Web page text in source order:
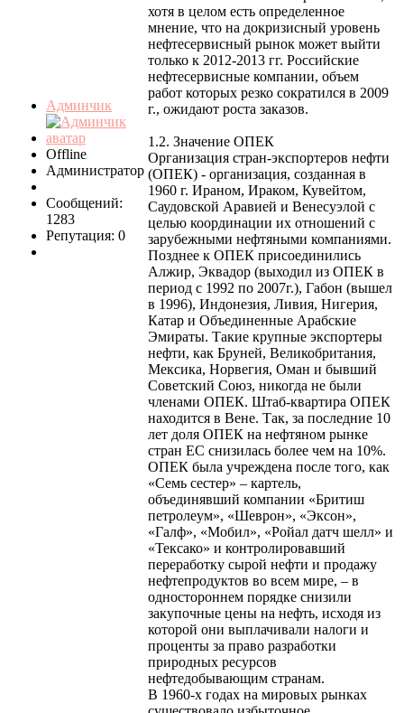
Админчик
Offline
Администратор
Сообщений:
1283
Репутация: 0
хотя в целом есть определенное
мнение, что на докризисный уровень
нефтесервисный рынок может выйти
только к 2012-2013 гг. Российские
нефтесервисные компании, объем
работ которых резко сократился в 2009
г., ожидают роста заказов.
1.2. Значение ОПЕК
Организация стран-экспортеров нефти
(ОПЕК) - организация, созданная в
1960 г. Ираном, Ираком, Кувейтом,
Саудовской Аравией и Венесуэлой с
целью координации их отношений с
зарубежными нефтяными компаниями.
Позднее к ОПЕК присоединились
Алжир, Эквадор (выходил из ОПЕК в
период с 1992 по 2007г.), Габон (вышел
в 1996), Индонезия, Ливия, Нигерия,
Катар и Объединенные Арабские
Эмираты. Такие крупные экспортеры
нефти, как Бруней, Великобритания,
Мексика, Норвегия, Оман и бывший
Советский Союз, никогда не были
членами ОПЕК. Штаб-квартира ОПЕК
находится в Вене. Так, за последние 10
лет доля ОПЕК на нефтяном рынке
стран ЕС снизилась более чем на 10%.
ОПЕК была учреждена после того, как
«Семь сестер» – картель,
объединявший компании «Бритиш
петролеум», «Шеврон», «Эксон»,
«Галф», «Мобил», «Ройал датч шелл» и
«Тексако» и контролировавший
переработку сырой нефти и продажу
нефтепродуктов во всем мире, – в
одностороннем порядке снизили
закупочные цены на нефть, исходя из
которой они выплачивали налоги и
проценты за право разработки
природных ресурсов
нефтедобывающим странам.
В 1960-х годах на мировых рынках